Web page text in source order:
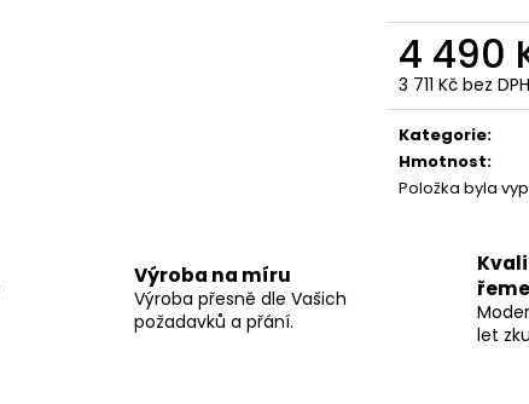
4 490
3 711 Kč bez DPH
Měrná
cena:
Kategorie:
Hmotnost:
Položka byla
Výroba na míru
Výroba přesně dle Vašich
požadavků a přání.
let